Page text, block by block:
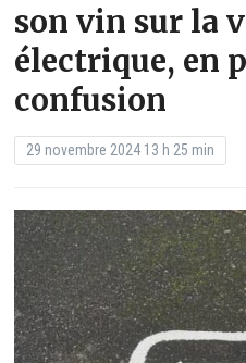
son vin sur la
électrique, en
confusion
29 novembre 2024 13 h 25 min